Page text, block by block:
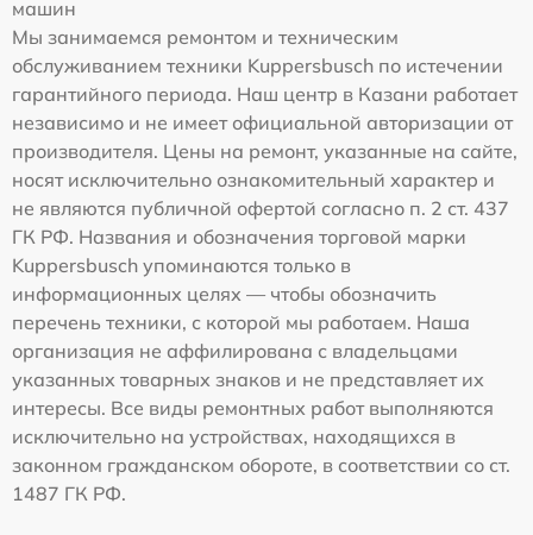
машин
Мы занимаемся ремонтом и техническим
обслуживанием техники Kuppersbusch по истечении
гарантийного периода. Наш центр в Казани работает
независимо и не имеет официальной авторизации от
производителя. Цены на ремонт, указанные на сайте,
носят исключительно ознакомительный характер и
не являются публичной офертой согласно п. 2 ст. 437
ГК РФ. Названия и обозначения торговой марки
Kuppersbusch упоминаются только в
информационных целях — чтобы обозначить
перечень техники, с которой мы работаем. Наша
организация не аффилирована с владельцами
указанных товарных знаков и не представляет их
интересы. Все виды ремонтных работ выполняются
исключительно на устройствах, находящихся в
законном гражданском обороте, в соответствии со ст.
1487 ГК РФ.